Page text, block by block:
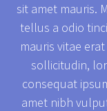
sit amet mauris.
tellus a odio
mauris vitae
sollicitudin,
consequat
amet nibh